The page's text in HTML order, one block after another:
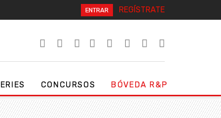
ENTRAR REGÍSTRATE
CONCURSOS BÓVEDA R&P